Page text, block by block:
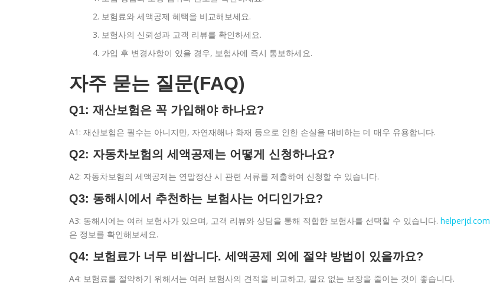
보험료와 세액공제 혜택을 비교해보세요.
보험사의 신뢰성과 고객 리뷰를 확인하세요.
가입 후 변경사항이 있을 경우, 보험사에 즉시 통보하세요.
자주 묻는 질문(FAQ)
Q1: 재산보험은 꼭 가입해야 하나요?
A1: 재산보험은 필수는 아니지만, 자연재해나 화재 등으로 인한 손실을 대비하는 데 매우 유용합니다.
Q2: 자동차보험의 세액공제는 어떻게 신청하나요?
A2: 자동차보험의 세액공제는 연말정산 시 관련 서류를 제출하여 신청할 수 있습니다.
Q3: 동해시에서 추천하는 보험사는 어디인가요?
A3: 동해시에는 여러 보험사가 있으며, 고객 리뷰와 상담을 통해 적합한 보험사를 선택할 수 있습니다. helperjd.com
은 정보를 확인해보세요.
Q4: 보험료가 너무 비쌉니다. 세액공제 외에 절약 방법이 있을까요?
A4: 보험료를 절약하기 위해서는 여러 보험사의 견적을 비교하고, 필요 없는 보장을 줄이는 것이 좋습니다.